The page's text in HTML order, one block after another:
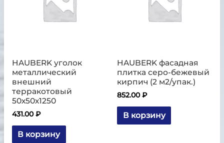
HAUBERK уголок
металлический
внешний
терракотовый
50х50х1250
431.00₽
В корзину
HAUBERK фасадная
плитка серо-бежевый
кирпич (2 м2/упак.)
852.00₽
В корзину